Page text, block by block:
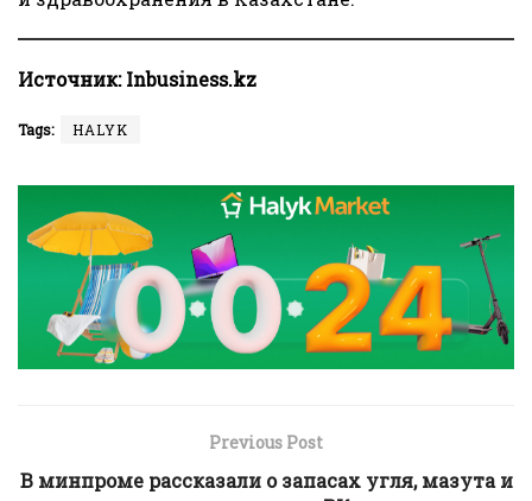
Источник:Inbusiness.kz
Tags: HALYK
Previous Post
В минпроме рассказали о запасах угля, мазута и